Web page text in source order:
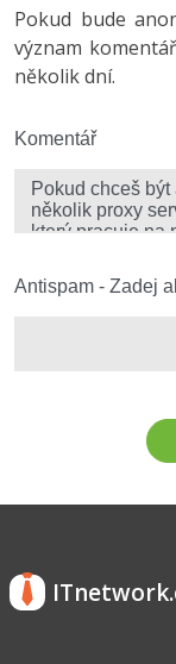
Umělá
Fórum
Fórum
Pokud bude
význam
několik dní.
Komentář
Antispam - Zadej